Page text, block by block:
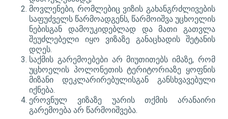
მოვლენები, რომლებიც ვიზის გახანგრძლივების
საფუძველს წარმოადგენს, წარმოიშვა უცხოელის
ნებისგან დამოუკიდებლად და მათი გათვლა
შეუძლებელი იყო ვიზაზე განაცხადის შეტანის
დღეს.
საქმის გარემოებები არ მიუთითებს იმაზე, რომ
უცხოელის პოლონეთის ტერიტორიაზე ყოფნის
მიზანი დეკლარირებულისგან განსხვავებული
იქნება.
ეროვნულ ვიზაზე უარის თქმის არანაირი
გარემოება არ წარმოიშვება.